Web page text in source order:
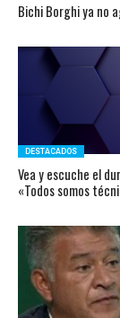
Bichi Borghi ya no
DESTACADOS
Vea y escuche el
«Todos somos